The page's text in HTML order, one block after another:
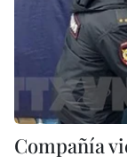
Compañía